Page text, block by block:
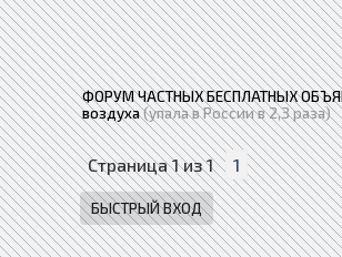
ФОРУМ ЧАСТНЫХ БЕСПЛАТНЫХ
воздуха(упала в России в 2,3 раза)
Страница1из1
1